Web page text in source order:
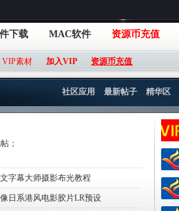
下载 MAC软件 资源币充值
VIP素材 加入VIP 资源币充值
社区应用 最新帖子 精华区
；
字幕大师摄影布光教程
日系港风电影胶片LR预设